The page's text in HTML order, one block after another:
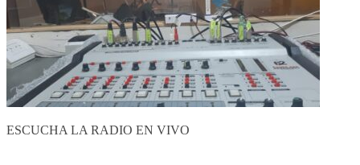
ESCUCHA LA RADIO EN VIVO